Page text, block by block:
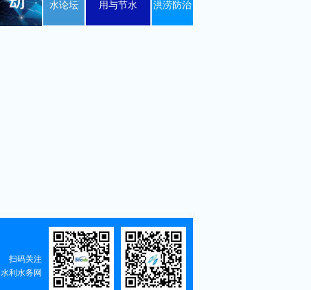
水论坛
用与节水
洪涝防治
扫码关注
水利水务网